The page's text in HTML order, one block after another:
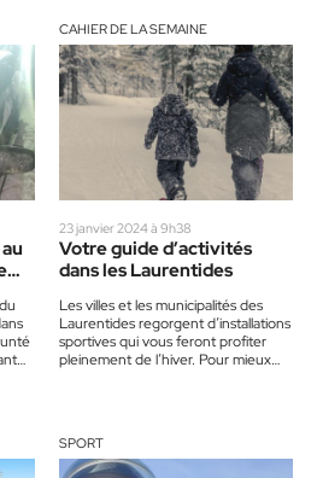
CAHIER DE LA SEMAINE
23 janvier 2024 à 9h38
Votre guide d’activités
dans les Laurentides
Les villes et les municipalités des
Laurentides regorgent d’installations
sportives qui vous feront profiter
pleinement de l’hiver. Pour mieux
SPORT